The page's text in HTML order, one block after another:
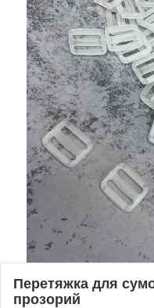
Перетяжка для
прозорий